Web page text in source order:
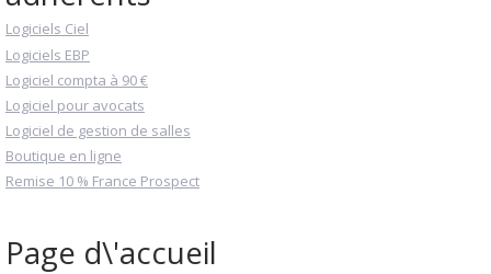
Logiciels Ciel
Logiciels EBP
Logiciel compta à 90 €
Logiciel pour avocats
Logiciel de gestion de salles
Boutique en ligne
Remise 10 % France Prospect
Page d\'accueil